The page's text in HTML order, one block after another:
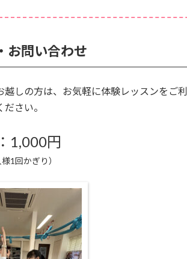
お問い合わせ
しの方は、お気軽に体験レッスンをご利
ださい。
1,000円
様1回かぎり）